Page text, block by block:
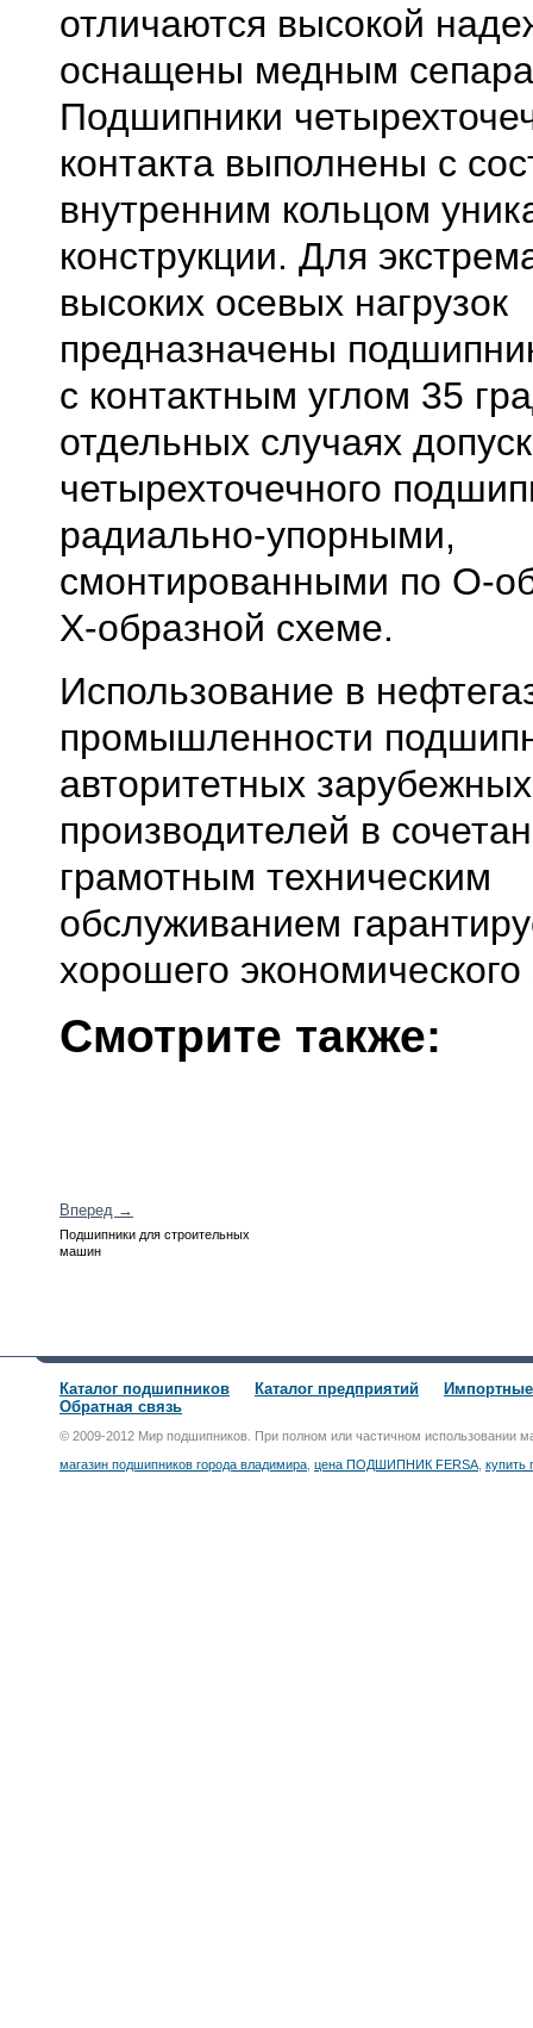
отличаются высокой
оснащены медным
Подшипники
контакта выполнены с
внутренним кольцом
конструкции. Для
высоких осевых нагрузок
предназначены
с контактным углом 35
отдельных случаях
четырехточечного
радиально-упорными,
смонтированными по О-
Х-образной схеме.
Использование в
промышленности
авторитетных зарубежных
производителей в
грамотным техническим
обслуживанием
хорошего
Смотрите также:
Вперед →
Подшипники для строительных
машин
Каталог подшипников Каталог предприятий
Обратная связь
© 2009-2012 Мир подшипников. При полном или частичном использовании
магазин подшипников города владимира цена ПОДШИПНИК FERSA купить